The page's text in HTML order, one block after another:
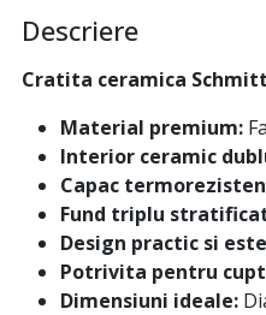
Descriere
Cratita ceramica
Material premium:
Interior ceramic
Capac
Fund triplu
Design practic si
Potrivita pentru
Dimensiuni ideale: